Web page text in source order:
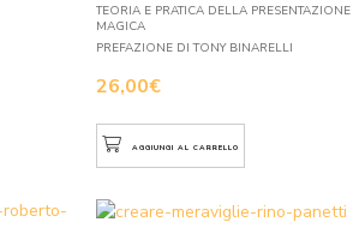
26,00€
TEORIA E PRATICA DELLA PRESENTAZIONE
MAGICA
PREFAZIONE DI TONY BINARELLI
AGGIUNGI AL CARRELLO